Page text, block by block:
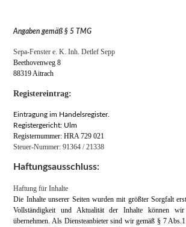
Angaben gemäß § 5 TMG
Sepa-Fenster e. K. Inh. Detlef Sepp
Beethovenweg 8
88319 Aitrach
Registereintrag:
Eintragung im Handelsregister.
Registergericht: Ulm
Registernummer: HRA 729 021
Steuer-Nummer: 91364 / 21338
Haftungsausschluss:
Haftung für Inhalte
Die Inhalte unserer Seiten wurden mit größter Sorgfalt
Vollständigkeit und Aktualität der Inhalte können
übernehmen. Als Diensteanbieter sind wir gemäß § 7